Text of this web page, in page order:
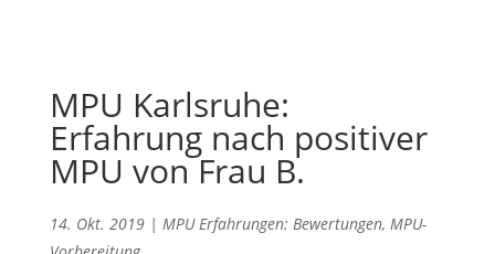
MPU Karlsruhe:
Erfahrung nach positiver
MPU von Frau B.
14. Okt. 2019| MPU Erfahrungen: Bewertungen, MPU-